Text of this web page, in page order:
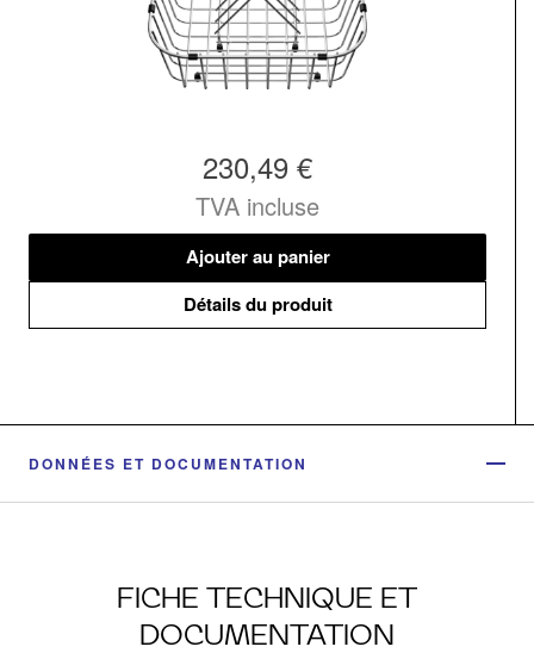
230,49 €
TVA incluse
Ajouter au panier
Détails du produit
DONNÉES ET DOCUMENTATION
FICHE TECHNIQUE ET
DOCUMENTATION